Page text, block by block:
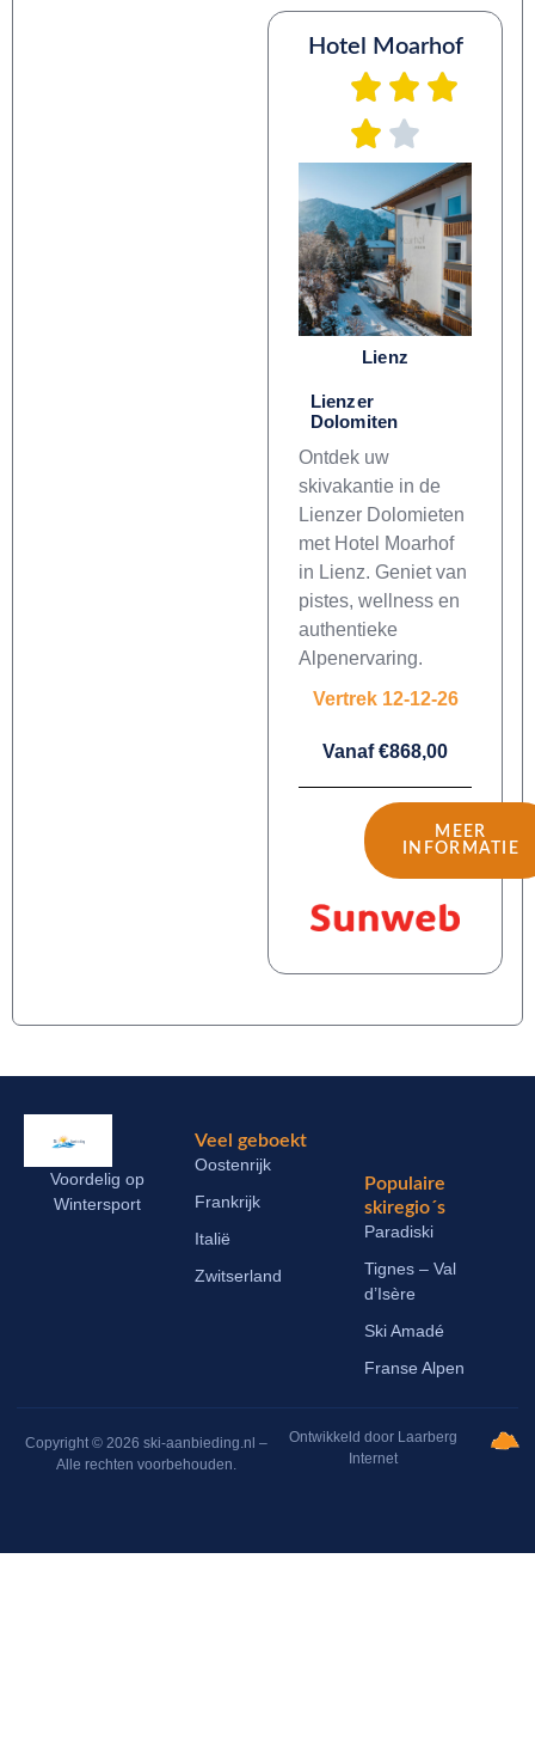
Hotel Moarhof
Lienz
Lienzer
Dolomiten
Ontdek uw
skivakantie in de
Lienzer Dolomieten
met Hotel Moarhof
in Lienz. Geniet van
pistes, wellness en
authentieke
Alpenervaring.
Vertrek 12-12-26
Vanaf €868,00
MEER
INFORMATIE
Voordelig op
Wintersport
Veel geboekt
Oostenrijk
Frankrijk
Italië
Zwitserland
Populaire
skiregio´s
Paradiski
Tignes – Val
d’Isère
Ski Amadé
Franse Alpen
Copyright © 2026 ski-aanbieding.nl –
Alle rechten voorbehouden.
Ontwikkeld door Laarberg
Internet